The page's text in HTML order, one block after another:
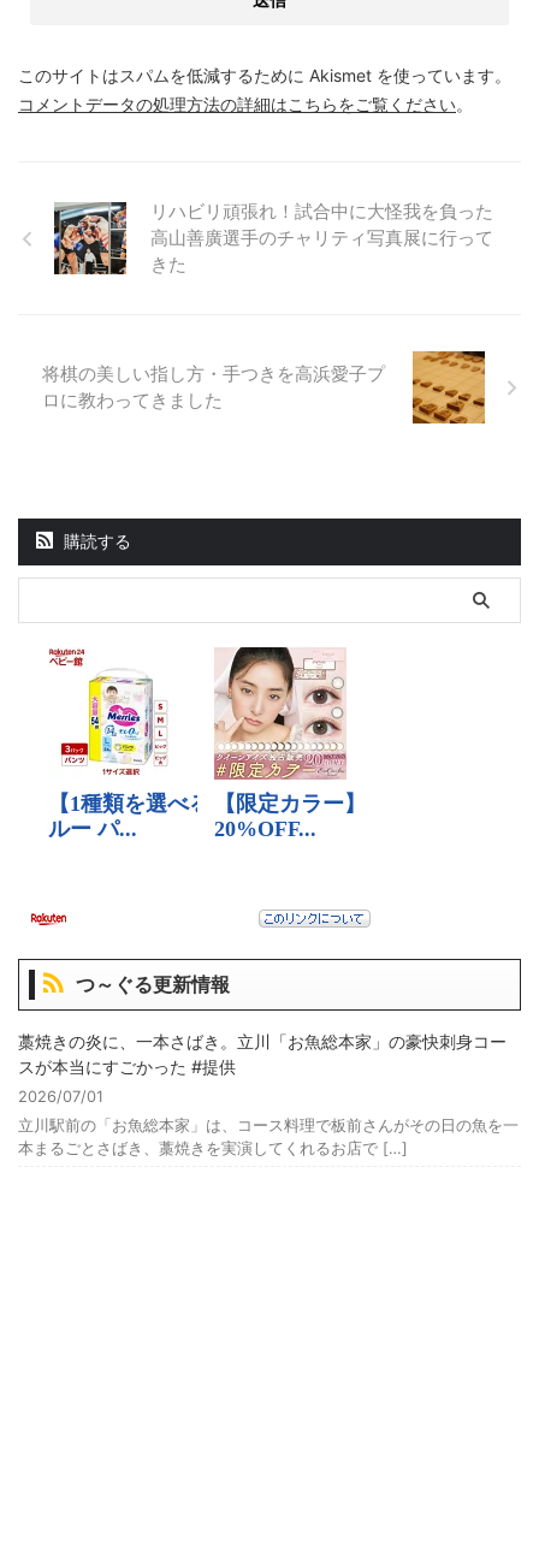
このサイトはスパムを低減するために Akismet を使っています。
コメントデータの処理方法の詳細はこちらをご覧ください。
リハビリ頑張れ！試合中に大怪我を負った
高山善廣選手のチャリティ写真展に行って
きた
将棋の美しい指し方・手つきを高浜愛子プ
ロに教わってきました
購読する
つ～ぐる更新情報
藁焼きの炎に、一本さばき。立川「お魚総本家」の豪快刺身コー
スが本当にすごかった #提供
2026/07/01
立川駅前の「お魚総本家」は、コース料理で板前さんがその日の魚を一
本まるごとさばき、藁焼きを実演してくれるお店で […]